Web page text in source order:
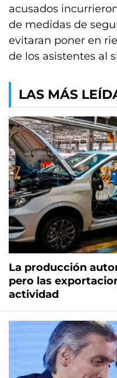
acusados
de medidas de
evitaran poner en
de los asistentes al
LAS MÁS
La producción
pero las
actividad